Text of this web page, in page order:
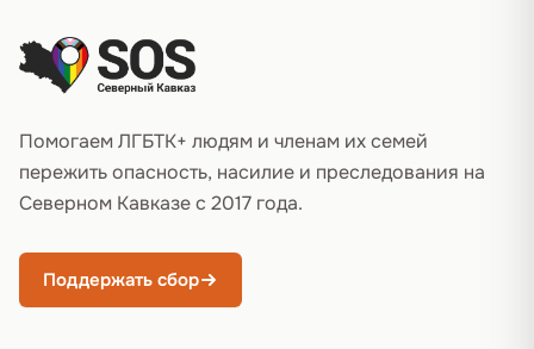
Помогаем ЛГБТК+ людям и членам их семей
пережить опасность, насилие и преследования на
Северном Кавказе с 2017 года.
Поддержать сбор